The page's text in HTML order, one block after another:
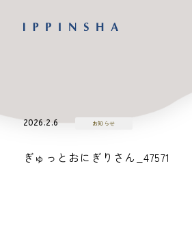
2026.2.6 お知らせ
ぎゅっとおにぎりさん_47571